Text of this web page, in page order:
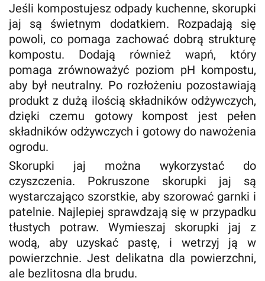
Jeśli kompostujesz odpady kuchenne, skorupki
jaj są świetnym dodatkiem. Rozpadają się
powoli, co pomaga zachować dobrą strukturę
kompostu. Dodają również wapń, który
pomaga zrównoważyć poziom pH kompostu,
aby był neutralny. Po rozłożeniu pozostawiają
produkt z dużą ilością składników odżywczych,
dzięki czemu gotowy kompost jest pełen
składników odżywczych i gotowy do nawożenia
ogrodu.
Skorupki jaj można wykorzystać do
czyszczenia. Pokruszone skorupki jaj są
wystarczająco szorstkie, aby szorować garnki i
patelnie. Najlepiej sprawdzają się w przypadku
tłustych potraw. Wymieszaj skorupki jaj z
wodą, aby uzyskać pastę, i wetrzyj ją w
powierzchnie. Jest delikatna dla powierzchni,
ale bezlitosna dla brudu.